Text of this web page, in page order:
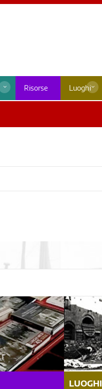
Risorse Luoghi
LUOGHI